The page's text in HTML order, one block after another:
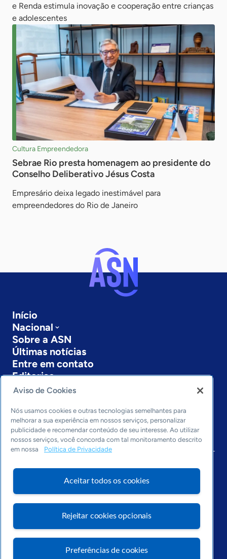
e Renda estimula inovação e cooperação entre crianças
e adolescentes
Cultura Empreendedora
Sebrae Rio presta homenagem ao presidente do
Conselho Deliberativo Jésus Costa
Empresário deixa legado inestimável para
empreendedores do Rio de Janeiro
Início
Nacional
Sobre a ASN
Últimas notícias
Entre em contato
Editorias
Economia & Política
Inovação & Tecnologia
Cultura empreendedora
Dados
Arquivo
Aviso de Cookies
Nós usamos cookies e outras tecnologias semelhantes para
melhorar a sua experiência em nossos serviços, personalizar
publicidade e recomendar conteúdo de seu interesse. Ao utilizar
nossos serviços, você concorda com tal monitoramento descrito
em nossa
Política de Privacidade
Aceitar todos os cookies
Rejeitar cookies opcionais
Preferências de cookies